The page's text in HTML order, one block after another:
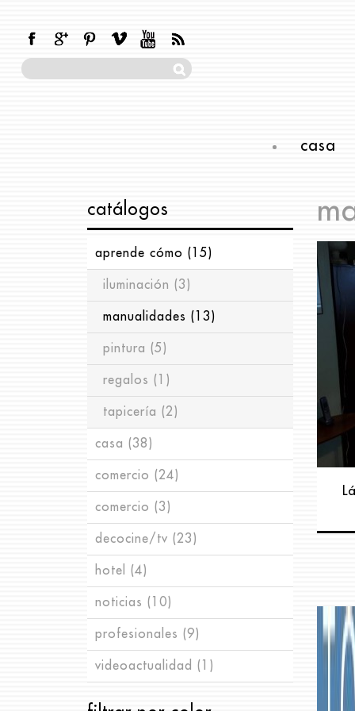
casa
catálogos
aprende cómo (15)
iluminación (3)
manualidades (13)
pintura (5)
regalos (1)
tapicería (2)
casa (38)
almacenaje(4)
arte(1)
baños(4)
cocinas
dormitorios
escaleras (2)
iluminación(14)
comercio (24)
escaparatismo
espacios(17)
iluminación
imagen corporativa
mobiliario(7)
comercio (3)
decocine/tv (23)
cosas para rodar
eventos (4)
fiestas(4)
seriestv(9)
hotel (4)
noticias (10)
exposiciones(7)
profesionales (9)
videoactualidad (1)